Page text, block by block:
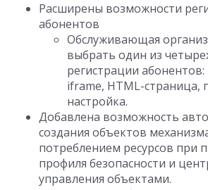
Расширены возможности
абонентов
Обслуживающая
выбрать один из
регистрации абонентов:
iframe, HTML-страница,
настройка.
Добавлена возможность
создания объектов
потреблением ресурсов при
профиля безопасности и
управления объектами.